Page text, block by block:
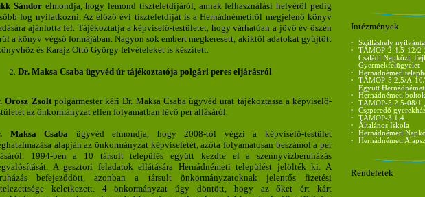
Sándorelmondja, hogy lemond tiszteletdíjáról, annak felhasználási helyéről pedig
fog nyilatkozni. Az előző évi tiszteletdíját is a Hernádnémetiről megjelenő könyv
ajánlotta fel. Tájékoztatja a képviselő-testületet, hogy várhatóan a jövő év őszén
a könyv végső formájában. Nagyon sok embert megkeresett, akiktől adatokat gyűjtött
és Karajz Ottó György felvételeket is készített.
Dr. Maksa Csaba ügyvéd úr tájékoztatója polgári peres eljárásról
Orosz Zsoltpolgármester kéri Dr. Maksa Csaba ügyvéd urat tájékoztassa a képviselő-
az önkormányzat ellen folyamatban lévő per állásáról.
Maksa Csaba ügyvéd elmondja, hogy 2008-tól végzi a képviselő-testület
alapján az önkormányzat képviseletét, azóta folyamatosan beszámol a per
1994-ben a 10 társult település együtt kezdte el a szennyvízberuházás
A gesztori feladatok ellátására Hernádnémeti települést jelölték ki. A
befejeződött, azonban a társult önkormányzatoknak jelentős fizetési
keletkezett. 4 önkormányzat úgy döntött, hogy az őket ért kárt
Intézmények
• Szálláshely
•
TÁMOP-2.4.5-12/
Családi Napközi,
Gyermekfelügyelet
• Hernádnémeti
•
TÁMOP-5.2.5/A-
Együtt
• Hernádnémeti
• TÁMOP-5.2.5-08/1
• Cseperedő
• TÁMOP-3.1.4
• Általános Iskola
• Hernádnémeti
• Hernádnémeti
Rendeletek